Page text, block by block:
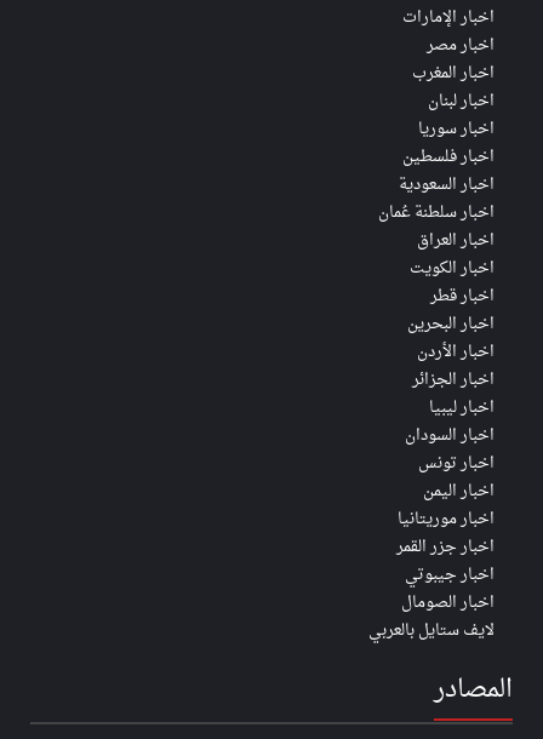
اخبار الإمارات
اخبار مصر
اخبار المغرب
اخبار لبنان
اخبار سوريا
اخبار فلسطين
اخبار السعودية
اخبار سلطنة عُمان
اخبار العراق
اخبار الكويت
اخبار قطر
اخبار البحرين
اخبار الأردن
اخبار الجزائر
اخبار ليبيا
اخبار السودان
اخبار تونس
اخبار اليمن
اخبار موريتانيا
اخبار جزر القمر
اخبار جيبوتي
اخبار الصومال
لايف ستايل بالعربي
المصادر